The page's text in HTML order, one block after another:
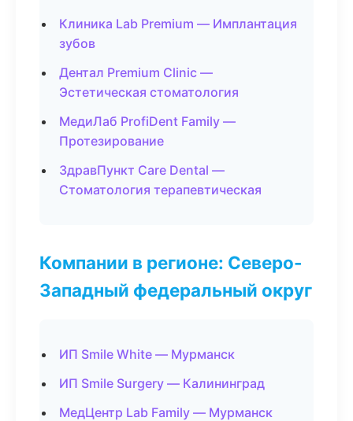
Клиника Lab Premium — Имплантация
зубов
Дентал Premium Clinic —
Эстетическая стоматология
МедиЛаб ProfiDent Family —
Протезирование
ЗдравПункт Care Dental —
Стоматология терапевтическая
Компании в регионе: Северо-
Западный федеральный округ
ИП Smile White — Мурманск
ИП Smile Surgery — Калининград
МедЦентр Lab Family — Мурманск